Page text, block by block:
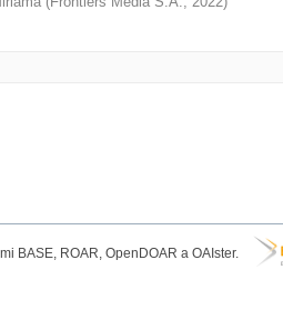
BASE, ROAR, OpenDOAR a OAIster.